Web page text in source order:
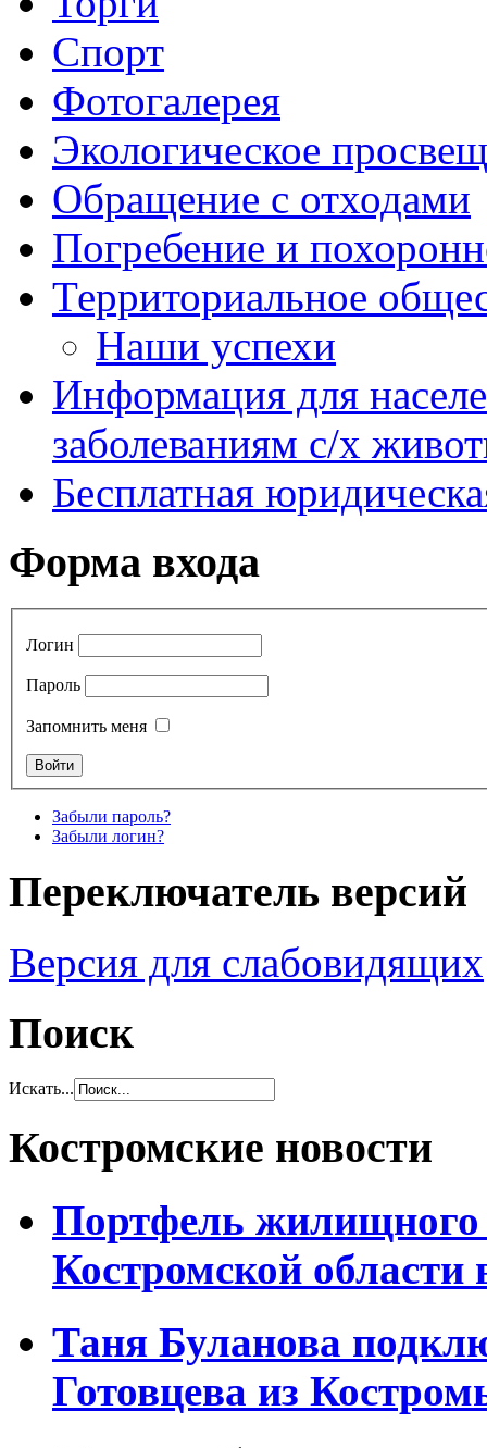
Спорт
Фотогалерея
Экологическое
Обращение с отходами
Погребение и
Территориальное
Наши успехи
Информация для
заболеваниям с/х
Бесплатная
Форма входа
Логин
Пароль
Запомнить меня
Забыли пароль?
Забыли логин?
Переключатель версий
Версия для слабовидящих
Поиск
Искать...
Костромские новости
Портфель жилищного
Костромской
Таня Буланова
Готовцева из